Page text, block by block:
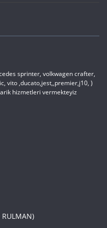
sprinter, volkwagen crafter,
vito ,ducato,jest,,premier,j10, )
hizmetleri vermekteyiz
RULMAN)